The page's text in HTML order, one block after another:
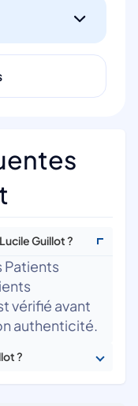
Guillot ?
Patients
vérifié avant
authenticité.
?